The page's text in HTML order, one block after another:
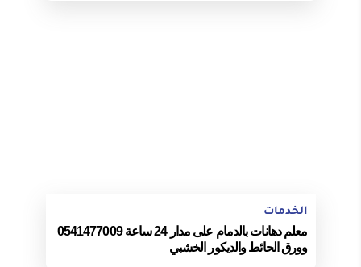
الخدمات
معلم دهانات بالدمام على مدار 24 ساعة 0541477009
وورق الحائط والديكور الخشبي